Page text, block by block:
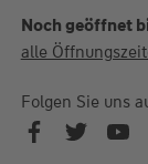
Noch geöffnet
Alle
Telefonische
alle
Folgen Sie uns